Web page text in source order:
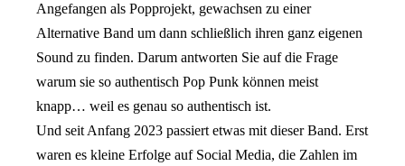
Angefangen als Popprojekt, gewachsen zu einer
Alternative Band um dann schließlich ihren ganz eigenen
Sound zu finden. Darum antworten Sie auf die Frage
warum sie so authentisch Pop Punk können meist
knapp… weil es genau so authentisch ist.
Und seit Anfang 2023 passiert etwas mit dieser Band. Erst
waren es kleine Erfolge auf Social Media, die Zahlen im